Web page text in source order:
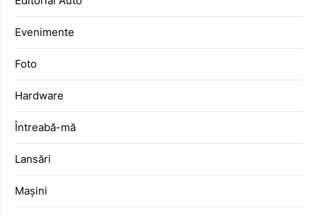
Evenimente
Foto
Hardware
Întreabă-mă
Lansări
Mașini